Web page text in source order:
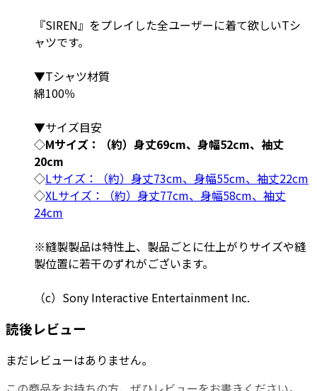
『SIREN』をプレイした全ユーザーに着て欲しいTシ
ャツです。
▼Tシャツ材質
綿100％
▼サイズ目安
◇Mサイズ：（約）身丈69cm、身幅52cm、袖丈
20cm
◇Lサイズ：（約）身丈73cm、身幅55cm、袖丈22cm
◇XLサイズ：（約）身丈77cm、身幅58cm、袖丈
24cm
※縫製製品は特性上、製品ごとに仕上がりサイズや縫
製位置に若干のずれがございます。
（c）Sony Interactive Entertainment Inc.
読後レビュー
まだレビューはありません。